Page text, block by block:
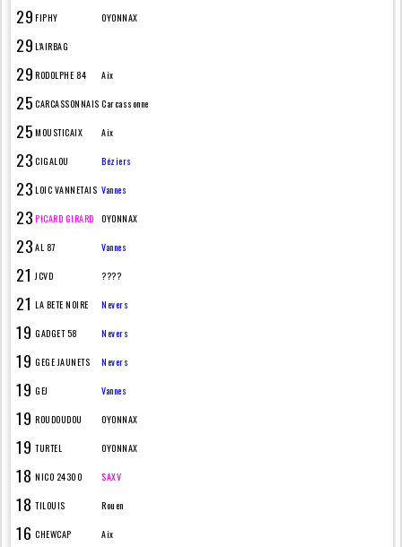
29 FIPHY OYONNAX
29 L'AIRBAG
29 RODOLPHE 84 Aix
25 CARCASSONNAIS Carcassonne
25 MOUSTICAIX Aix
23 CIGALOU Béziers
23 LOIC VANNETAIS Vannes
23 PICARD GIRARD OYONNAX
23 AL 87 Vannes
21 JCVD ????
21 LA BETE NOIRE Nevers
19 GADGET 58 Nevers
19 GEGE JAUNETS Nevers
19 GEJ Vannes
19 ROUDOUDOU OYONNAX
19 TURTEL OYONNAX
18 NICO 24300 SAXV
18 TILOUIS Rouen
16 CHEWCAP Aix